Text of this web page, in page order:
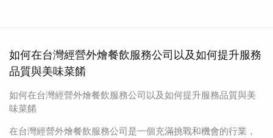
如何在台灣經營外燴餐飲服務公司以及如何提升服務
品質與美味菜餚
如何在台灣經營外燴餐飲服務公司以及如何提升服務品質與美
味菜餚
在台灣經營外燴餐飲服務公司是一個充滿挑戰和機會的行業，